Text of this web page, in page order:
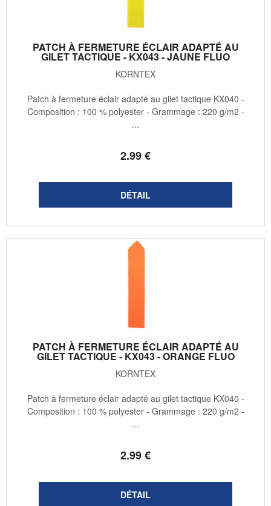
PATCH À FERMETURE ÉCLAIR ADAPTÉ AU
GILET TACTIQUE - KX043 - JAUNE FLUO
KORNTEX
2.99€
Patch à fermeture éclair adapté au gilet tactique KX040 -
Composition : 100 % polyester - Grammage : 220 g/m2 -
...
PATCH À FERMETURE ÉCLAIR ADAPTÉ AU
GILET TACTIQUE - KX043 - ORANGE FLUO
KORNTEX
2.99€
Patch à fermeture éclair adapté au gilet tactique KX040 -
Composition : 100 % polyester - Grammage : 220 g/m2 -
...